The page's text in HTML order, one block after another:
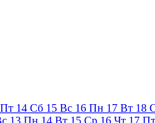
Пт 14 Сб 15 Вс 16 Пн 17 Вт 18
13 Пн 14 Вт 15 Ср 16 Чт 17 Пт